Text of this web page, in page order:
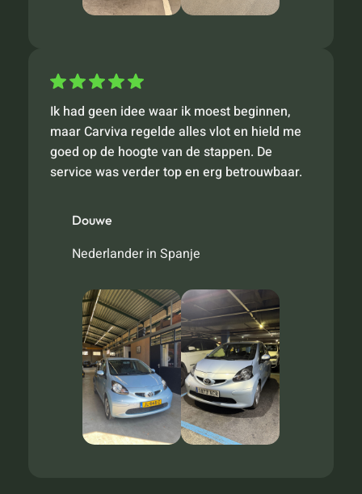
Ik had geen idee waar ik moest beginnen,
maar Carviva regelde alles vlot en hield me
goed op de hoogte van de stappen. De
service was verder top en erg betrouwbaar.
Douwe
Nederlander in Spanje